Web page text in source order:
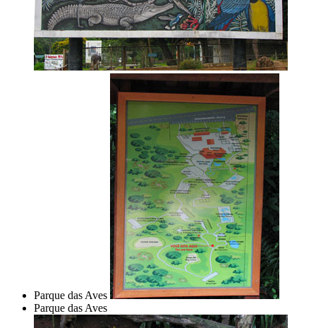
Parque das Aves
Parque das Aves